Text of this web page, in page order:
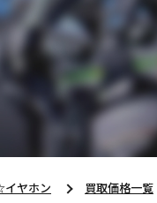
イヤホン 買取価格一覧